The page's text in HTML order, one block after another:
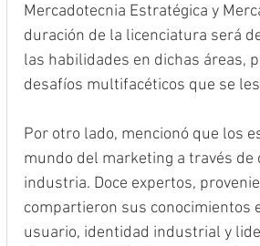
Mercadotecnia Estratégica y
duración de la licenciatura será
las habilidades en dichas áreas,
desafíos multifacéticos que se
Por otro lado, mencionó que los
mundo del marketing a través
industria. Doce expertos,
compartieron sus conocimientos
usuario, identidad industrial y